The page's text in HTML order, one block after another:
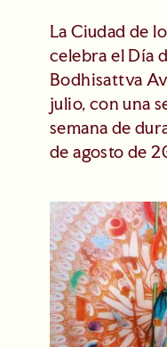
La Ciudad de
celebra el Día
Bodhisattva
julio, con una
semana de
de agosto de